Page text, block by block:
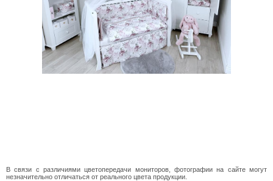
В связи с различиями цветопередачи мониторов, фотографии на сайте могут
незначительно отличаться от реального цвета продукции.